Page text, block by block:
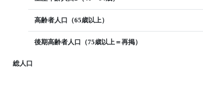
高齢者人口（65歳以上）
後期高齢者人口（75歳以上＝再掲）
総人口